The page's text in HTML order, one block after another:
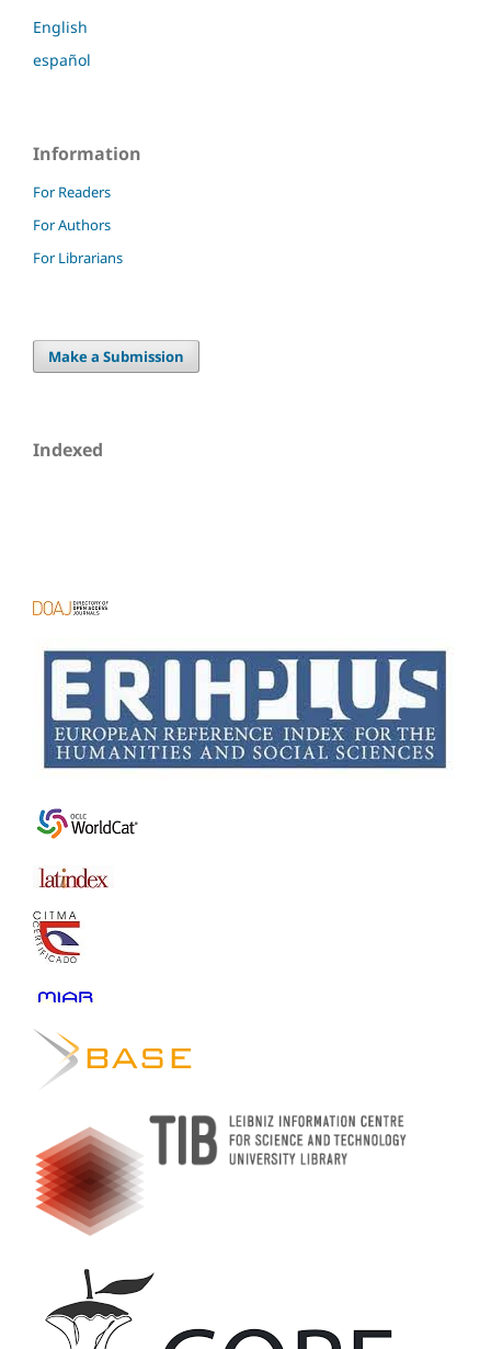
English
español
Information
For Readers
For Authors
For Librarians
Make a Submission
Indexed